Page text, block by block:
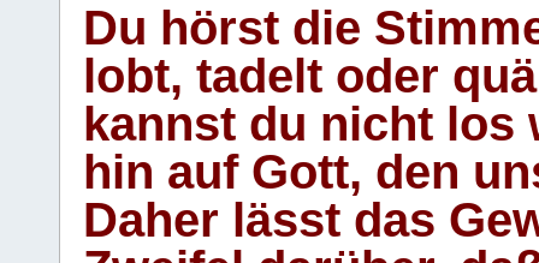
Du hörst die
lobt, tadelt oder
kannst du nicht los
hin auf Gott, den
Daher lässt das